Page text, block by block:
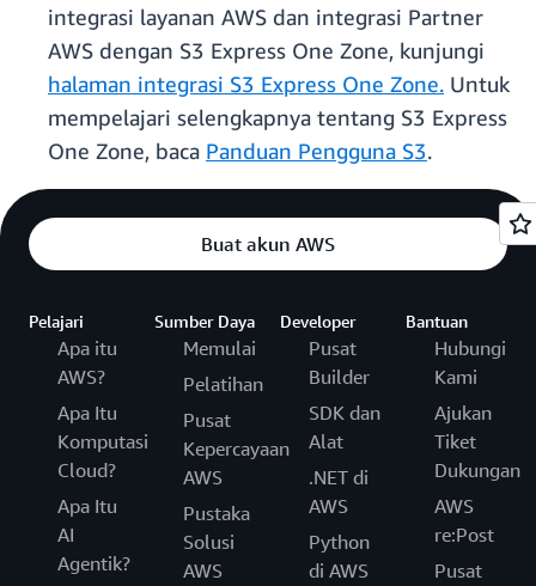
integrasi layanan AWS dan integrasi Partner
AWS dengan S3 Express One Zone, kunjungi
halaman integrasi S3 Express One Zone. Untuk
mempelajari selengkapnya tentang S3 Express
One Zone, baca Panduan Pengguna S3.
Buat akun AWS
Pelajari
Apa itu
AWS?
Apa Itu
Komputasi
Cloud?
Apa Itu
AI
Agentik?
Sumber Daya
Memulai
Pelatihan
Pusat
Kepercayaan
AWS
Pustaka
Solusi
AWS
Developer
Pusat
Builder
SDK dan
Alat
.NET di
AWS
Python
di AWS
Bantuan
Hubungi
Kami
Ajukan
Tiket
Dukungan
AWS
re:Post
Pusat